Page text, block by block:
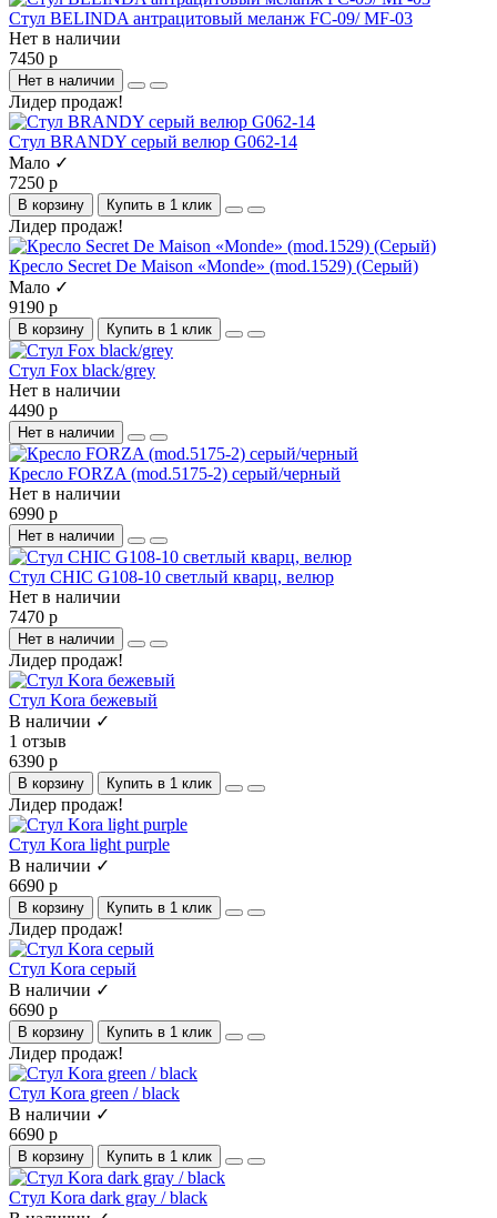
Стул BELINDA антрацитовый меланж FC-09/ MF-03
Нет в наличии
7450 р
Нет в наличии
Лидер продаж!
Стул BRANDY серый велюр G062-14
Мало ✓
7250 р
В корзину Купить в 1 клик
Лидер продаж!
Кресло Secret De Maison «Monde» (mod.1529) (Серый)
Мало ✓
9190 р
В корзину Купить в 1 клик
Стул Fox black/grey
Нет в наличии
4490 р
Нет в наличии
Кресло FORZA (mod.5175-2) серый/черный
Нет в наличии
6990 р
Нет в наличии
Стул CHIC G108-10 светлый кварц, велюр
Нет в наличии
7470 р
Нет в наличии
Лидер продаж!
Стул Kora бежевый
В наличии ✓
1 отзыв
6390 р
В корзину Купить в 1 клик
Лидер продаж!
Стул Kora light purple
В наличии ✓
6690 р
В корзину Купить в 1 клик
Лидер продаж!
Стул Kora серый
В наличии ✓
6690 р
В корзину Купить в 1 клик
Лидер продаж!
Стул Kora green / black
В наличии ✓
6690 р
В корзину Купить в 1 клик
Стул Kora dark gray / black